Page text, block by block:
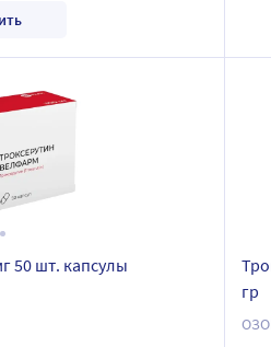
50 шт. капсулы
гр